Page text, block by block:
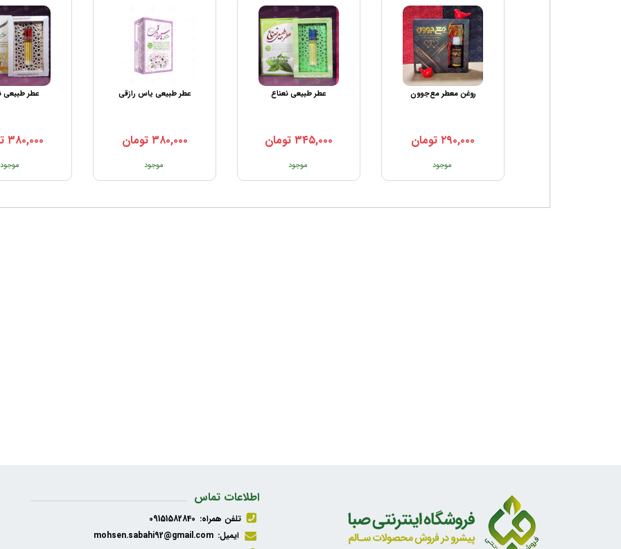
روغن معطر مع‌جوون
۲۹۰,۰۰۰ تومان
موجود
عطر طبیعی نعناع
۳۴۵,۰۰۰ تومان
موجود
عطر طبیعی یاس رازقی
۳۸۰,۰۰۰ تومان
موجود
عطر
۳۸۰,۰۰۰
موجود
اطلاعات تماس
تلفن همراه: 09151582840
ایمیل: mohsen.sabahi92@gmail.com